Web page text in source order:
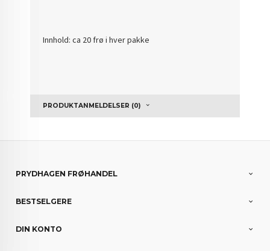
Innhold: ca 20 frø i hver pakke
PRODUKTANMELDELSER (0)
PRYDHAGEN FRØHANDEL
BESTSELGERE
DIN KONTO